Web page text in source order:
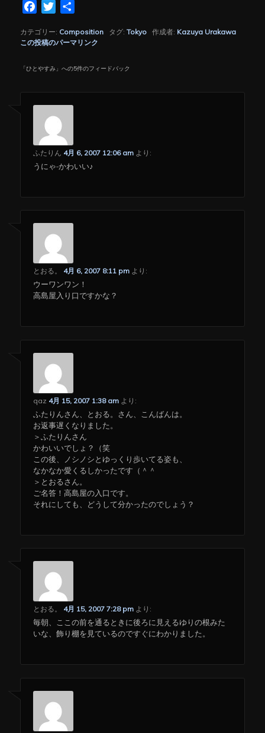
FacebookTwitter
カテゴリー: Composition タグ:Tokyo 作成者: Kazuya Urakawa
この投稿のパーマリンク
「ひとやすみ 」への5件のフィードバック
ふたりん 4月 6, 2007 12:06 am より:
うにゃ-かわいい♪
とおる。 4月 6, 2007 8:11 pm より:
ウーワンワン！
高島屋入り口ですかな？
qaz 4月 15, 2007 1:38 am より:
ふたりんさん、とおる。さん、こんばんは。
お返事遅くなりました。
＞ふたりんさん
かわいいでしょ？（笑
この後、ノシノシとゆっくり歩いてる姿も、
なかなか愛くるしかったです（＾＾
＞とおるさん。
ご名答！高島屋の入口です。
それにしても、どうして分かったのでしょう？
とおる。 4月 15, 2007 7:28 pm より:
毎朝、ここの前を通るときに後ろに見えるゆりの根みた
いな、飾り棚を見ているのですぐにわかりました。